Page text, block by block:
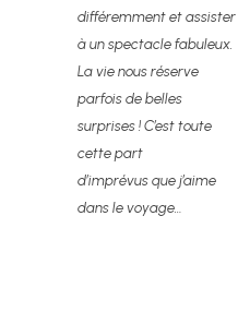
différemment et assister
à un spectacle fabuleux.
La vie nous réserve
parfois de belles
surprises ! C’est toute
cette part
d’imprévus que j’aime
dans le voyage…